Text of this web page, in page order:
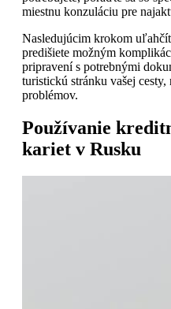
miestnu konzuláciu pre
Nasledujúcim krokom
predišiete možným
pripravení s potrebnými
turistickú stránku vašej
problémov.
Používanie
kariet v Rusku